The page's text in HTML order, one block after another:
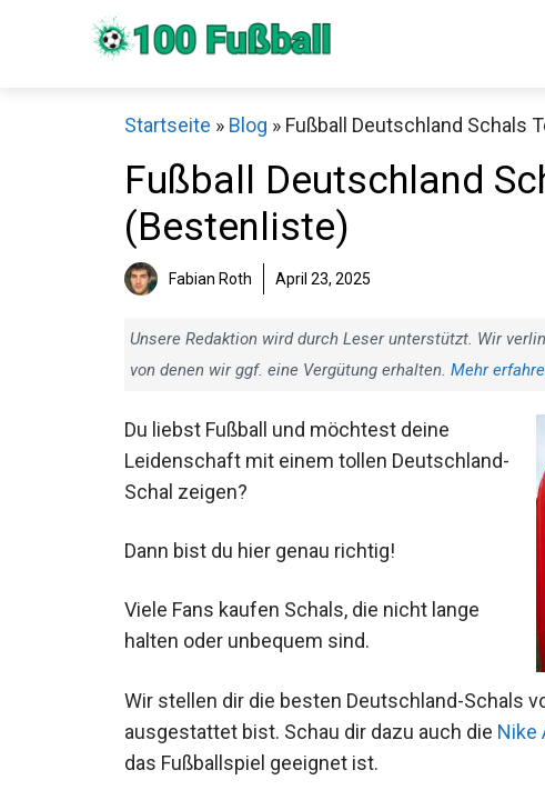
Startseite » Blog » Fußball Deutschland Schals
Fußball Deutschland
(Bestenliste)
Fabian Roth April 23, 2025
Unsere Redaktion wird durch Leser unterstützt. Wir
von denen wir ggf. eine Vergütung erhalten. Mehr
Du liebst Fußball und möchtest deine
Leidenschaft mit einem tollen Deutschland-
Schal zeigen?
Dann bist du hier genau richtig!
Viele Fans kaufen Schals, die nicht lange
halten oder unbequem sind.
Wir stellen dir die besten Deutschland-Schals
ausgestattet bist. Schau dir dazu auch die Nike
das Fußballspiel geeignet ist.
Schaue